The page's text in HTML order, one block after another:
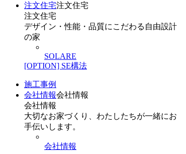
注文住宅注文住宅
注文住宅
デザイン・性能・品質にこだわる自由設計
の家
SOLARE
[OPTION] SE構法
施工事例
会社情報会社情報
会社情報
大切なお家づくり、わたしたちが一緒にお
手伝いします。
会社情報